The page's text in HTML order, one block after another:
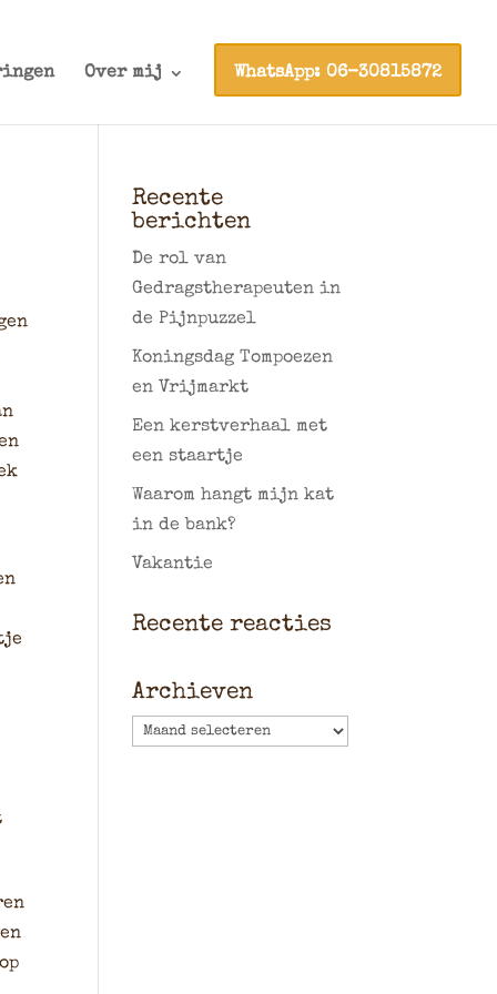
Over mij WhatsApp: 06-30815872
Recente
berichten
De rol van
Gedragstherapeuten in
de Pijnpuzzel
Koningsdag Tompoezen
en Vrijmarkt
Een kerstverhaal met
een staartje
Waarom hangt mijn kat
in de bank?
Vakantie
Recente reacties
Archieven
Archieven